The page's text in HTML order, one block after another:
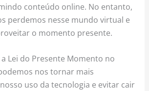
conteúdo online. No entanto,
perdemos nesse mundo virtual e
o momento presente.
Lei do Presente Momento no
nos tornar mais
uso da tecnologia e evitar cair